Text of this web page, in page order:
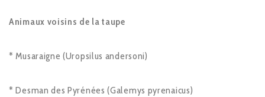
Animaux voisins de la taupe
* Musaraigne (Uropsilus andersoni)
* Desman des Pyrénées (Galemys pyrenaicus)